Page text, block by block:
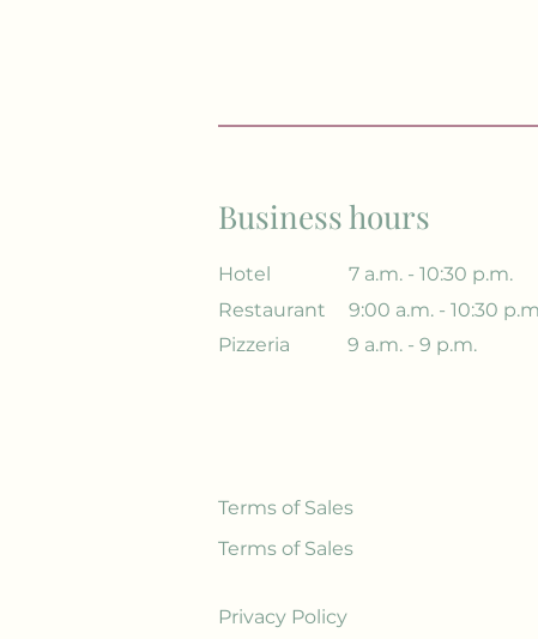
Business hours
Hotel
7 a.m. - 10:30 p.m.
Restaurant
9:00 a.m. - 10:30
Pizzeria
9 a.m. - 9 p.m.
Terms of Sales
Terms of Sales
Privacy Policy